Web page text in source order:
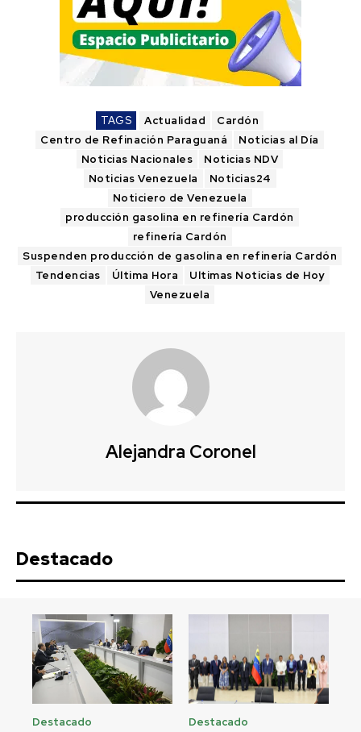
TAGS Actualidad
Cardón
Centro de Refinación Paraguaná
Noticias al Día
Noticias Nacionales
Noticias NDV
Noticias Venezuela
Noticias24
Noticiero de Venezuela
producción gasolina en refinería Cardón
refinería Cardón
Suspenden producción de gasolina en refinería Cardón
Tendencias
Última Hora
Ultimas Noticias de Hoy
Venezuela
Alejandra Coronel
Destacado
Destacado Destacado